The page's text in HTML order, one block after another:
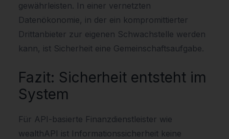
gewährleisten. In einer vernetzten
Datenökonomie, in der ein kompromittierter
Drittanbieter zur eigenen Schwachstelle werden
kann, ist Sicherheit eine Gemeinschaftsaufgabe.
Fazit: Sicherheit entsteht im
System
Für API-basierte Finanzdienstleister wie
wealthAPI ist Informationssicherheit keine